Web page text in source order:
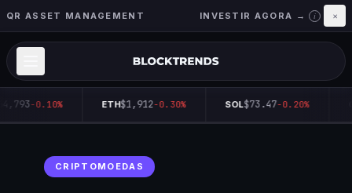
QR ASSET MANAGEMENT INVESTIR AGORA → i ×
-0.10% ETH$1,912-0.30% SOL$73.47-0.20%
CRIPTOMOEDAS